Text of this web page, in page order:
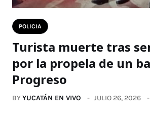
POLICIA
Turista muerte tras
por la propela de un
Progreso
BYYUCATÁN EN VIVO JULIO 26, 2026